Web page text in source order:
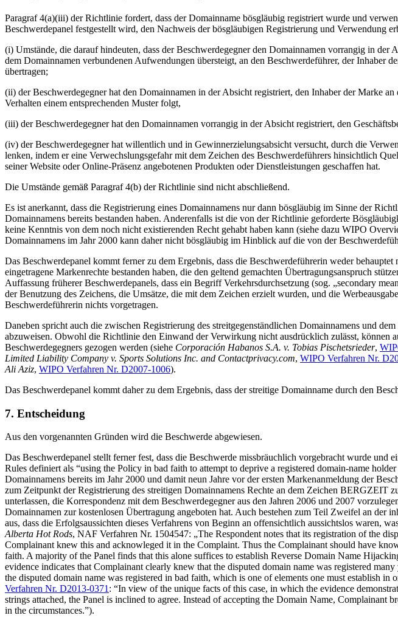
Paragraf 4(a)(iii) der Richtlinie fordert, dass der Domainname bösgläubig registriert wurde und
Beschwerdepanel festgestellt wird, den Nachweis der bösgläubigen Registrierung und Verwendung
(i) Umstände, die darauf hindeuten, dass der Beschwerdegegner den Domainnamen vorrangig in
dem Domainnamen verbundenen Aufwendungen übersteigt, an den Beschwerdeführer, der Inhaber
übertragen;
(ii) der Beschwerdegegner hat den Domainnamen in der Absicht registriert, den Inhaber der Marke
Verhalten einem entsprechenden Muster folgt,
(iii) der Beschwerdegegner hat den Domainnamen vorrangig in der Absicht registriert, den
(iv) der Beschwerdegegner hat willentlich und in Gewinnerzielungsabsicht versucht, durch die
lenken, indem er eine Verwechslungsgefahr mit dem Zeichen des Beschwerdeführers hinsichtlich
seiner Website oder Online-Präsenz angebotenen Produkten oder Dienstleistungen geschaffen hat.
Die Umstände gemäß Paragraf 4(b) der Richtlinie sind nicht abschließend.
Es ist anerkannt, dass die Registrierung eines Domainnamens nur dann bösgläubig im Sinne der
Domainnamens bereits bestanden haben. Anderenfalls ist die von der Richtlinie geforderte
keine Kenntnis von dem noch nicht existierenden Recht gehabt haben kann (siehe dazu WIPO
Domainnamens im Jahr 2000 kann daher nicht bösgläubig im Hinblick auf die von der
Das Beschwerdepanel kommt ferner zu dem Ergebnis, dass die Beschwerdeführerin weder
eingetragene Markenrechte bestanden haben, die den geltend gemachten Übertragungsanspruch
Auffassung früherer Beschwerdepanels, dass ein Begriff Verkehrsdurchsetzung (sog. „secondary
der Benutzung des Zeichens, die Umsätze, die mit dem Zeichen erzielt wurden, und die
Beschwerdeführerin nichts vorgetragen.
Daneben spricht auch die zwischen Registrierung des streitgegenständlichen Domainnamens und
abzuweisen. Obwohl die Richtlinie den Einwand der Verwirkung nicht ausdrücklich zulässt,
Beschwerdegegners gezogen werden (siehe Corporación Habanos S.A. v. Tobias Pischetsrieder,
Limited Liability Company v. Sports Solutions Inc. and Contactprivacy.com, WIPO Verfahren Nr.
Ali Aziz, WIPO Verfahren Nr. D2007-1006).
Das Beschwerdepanel kommt daher zu dem Ergebnis, dass der streitige Domainname durch den
7. Entscheidung
Aus den vorgenannten Gründen wird die Beschwerde abgewiesen.
Das Beschwerdepanel stellt ferner fest, dass die Beschwerde missbräuchlich vorgebracht wurde
Rules definiert als “using the Policy in bad faith to attempt to deprive a registered domain-name
Domainnamens bereits im Jahr 2000 und damit neun Jahre vor der ersten Markenanmeldung der
zum Zeitpunkt der Registrierung des streitigen Domainnamens Rechte an dem Zeichen BERGZEIT
unterlassen, die Korrespondenz mit dem Beschwerdegegner aus den Jahren 2006 und 2007
Domainnamen zur kostenlosen Übertragung angeboten hat. Auch bestehen zum Teil Zweifel an der
aus, dass die Erfolgsaussichten dieses Verfahrens von Beginn an offensichtlich aussichtslos waren,
Alberta Hot Rods, NAF Verfahren Nr. 1504547: „The Respondent notes that its registration of the
Complainant knew this and acknowleged it in the Complaint. Thus the Complainant should have
faith. A majority of the Panel finds that this alone suffices to establish Reverse Domain Name
evidence indicates that Complainant clearly knew that the disputed domain name was registered
the disputed domain name was registered in bad faith, which is one of elements one must establish in
Verfahren Nr. D2013-0371: “In view of the unique facts of this case, in which the evidence
strings attached, the Panel is inclined to agree. Instead of accepting the Domain Name,
in the circumstances.”).